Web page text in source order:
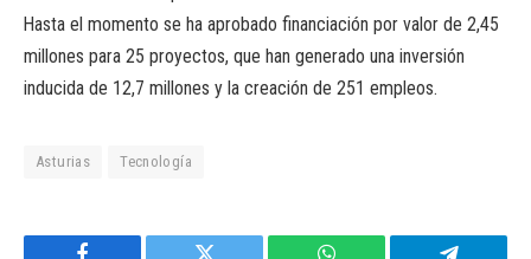
Hasta el momento se ha aprobado financiación por valor de 2,45
millones para 25 proyectos, que han generado una inversión
inducida de 12,7 millones y la creación de 251 empleos.
Asturias Tecnología